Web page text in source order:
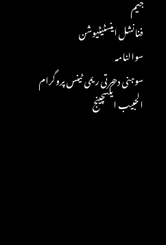
جیم
فنانشل اینسٹیٹیوشن
سوالنامہ
سوہنی دھرتی ریمی ٹینس پروگرام
الحبیب ایکسچینج